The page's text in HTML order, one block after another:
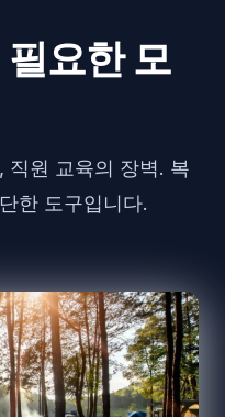
요한 모
직원 교육의 장벽. 복
한 도구입니다.